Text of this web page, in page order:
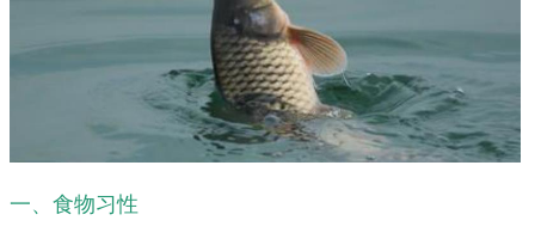
一、食物习性